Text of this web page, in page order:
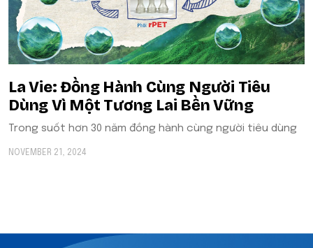
La Vie: Đồng Hành Cùng Người Tiêu
Dùng Vì Một Tương Lai Bền Vững
Trong suốt hơn 30 năm đồng hành cùng người tiêu dùng
NOVEMBER 21, 2024